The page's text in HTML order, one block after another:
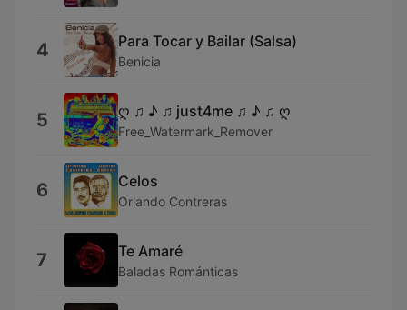
4 Para Tocar y Bailar (Salsa)
Benicia
5 ღ ♫ ♪ ♫ just4me ♫ ♪ ♫ ღ
Free_Watermark_Remover
6 Celos
Orlando Contreras
7 Te Amaré
Baladas Románticas